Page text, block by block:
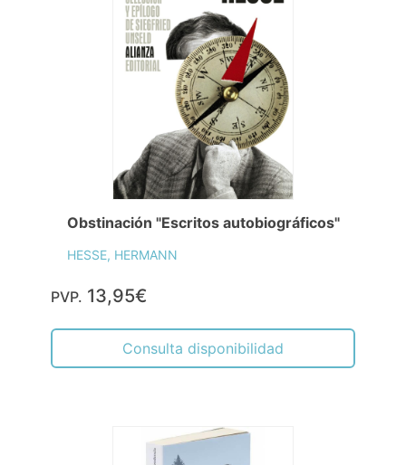
Obstinación "Escritos autobiográficos"
HESSE, HERMANN
PVP. 13,95€
Consulta disponibilidad